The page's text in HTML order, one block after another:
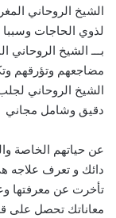
الشيخ الروحاني
لذوي الحاجات وسببا
بـــ الشيخ
مضاجعهم وتؤرقهم
الشيخ الروحاني
دقيق وشامل مجاني
عن حياتهم الخاصة
دائك و تعرف علاجه
تأخرت عن معرفتها
معاناتك تحصل على